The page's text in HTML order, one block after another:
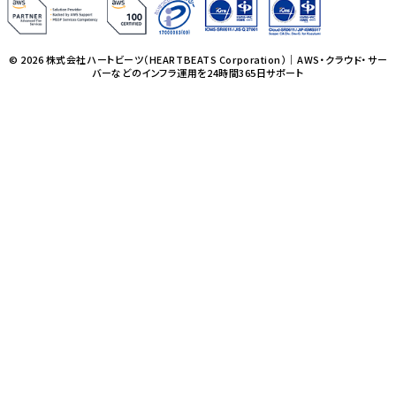
© 2026 株式会社ハートビーツ（HEARTBEATS Corporation）｜AWS・クラウド・サー
バーなどのインフラ運用を24時間365日サポート